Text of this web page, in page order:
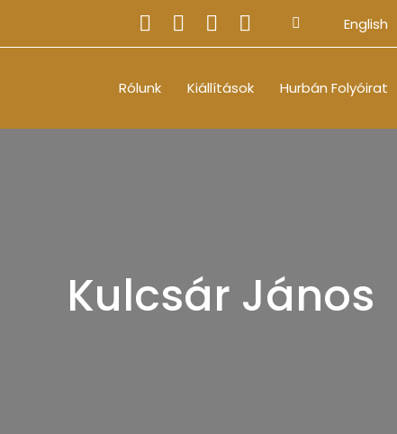
English
Rólunk Kiállítások Hurbán Folyóirat
Kulcsár János